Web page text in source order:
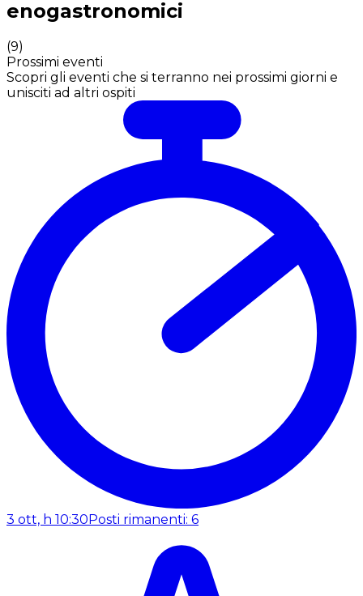
enogastronomici
(9)
Prossimi eventi
Scopri gli eventi che si terranno nei prossimi giorni e
unisciti ad altri ospiti
3 ott, h 10:30 Posti rimanenti: 6